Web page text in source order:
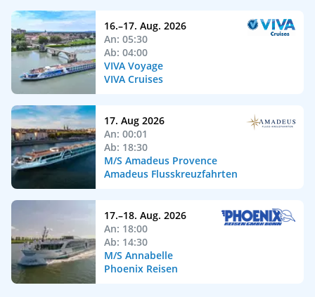
16.–17. Aug. 2026
An: 05:30
Ab: 04:00
VIVA Voyage
VIVA Cruises
17. Aug 2026
An: 00:01
Ab: 18:30
M/S Amadeus Provence
Amadeus Flusskreuzfahrten
17.–18. Aug. 2026
An: 18:00
Ab: 14:30
M/S Annabelle
Phoenix Reisen